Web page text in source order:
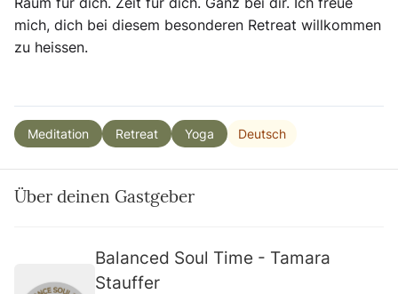
mich, dich bei diesem besonderen Retreat willkommen
zu heissen.
Meditation Retreat Yoga Deutsch
Über deinen Gastgeber
Balanced Soul Time - Tamara
Stauffer